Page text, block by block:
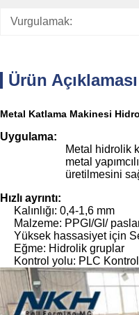
Vurgulamak:
Ürün Açıklaması
Metal Katlama Makinesi
Uygulama:
Metal hidrolik
metal
üretilmesini
Hızlı ayrıntı:
Kalınlığı: 0,4-1,6 mm
Malzeme: PPGI/GI/
Yüksek hassasiyet için
Eğme: Hidrolik gruplar
Kontrol yolu: PLC